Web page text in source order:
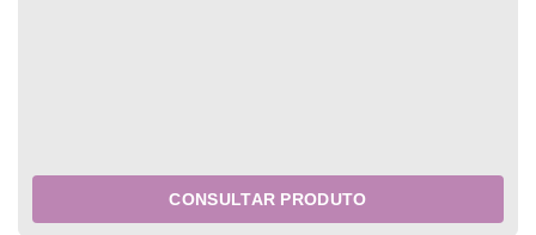
CONSULTAR PRODUTO